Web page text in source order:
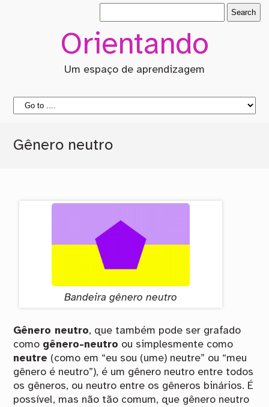
Orientando
Um espaço de aprendizagem
Gênero neutro
Bandeira gênero neutro
Gênero neutro, que também pode ser grafado
como gênero-neutro ou simplesmente como
neutre (como em “eu sou (ume) neutre” ou “meu
gênero é neutro”), é um gênero neutro entre todos
os gêneros, ou neutro entre os gêneros binários. É
possível, mas não tão comum, que gênero neutro